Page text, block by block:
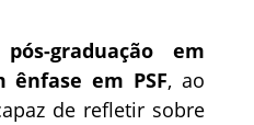
pós-graduação em
ênfase em PSF, ao
de refletir sobre